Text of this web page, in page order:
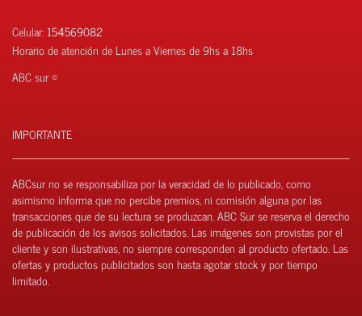
Celular:154569082
Horario de atención de Lunes a Viernes de 9hs a 18hs
ABC sur ©
IMPORTANTE
ABCsur no se responsabiliza por la veracidad de lo publicado, como
asimismo informa que no percibe premios, ni comisión alguna por las
transacciones que de su lectura se produzcan. ABC Sur se reserva el derecho
de publicación de los avisos solicitados. Las imágenes son provistas por el
cliente y son ilustrativas, no siempre corresponden al producto ofertado. Las
ofertas y productos publicitados son hasta agotar stock y por tiempo
limitado.